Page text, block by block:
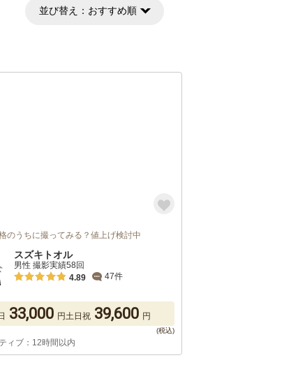
並び替え： おすすめ順
のうちに撮ってみる？値上げ検討中
スズキトオル
男性 撮影実績58回
4.89
47件
33,000 円土日祝 39,600 円
ィブ：12時間以内